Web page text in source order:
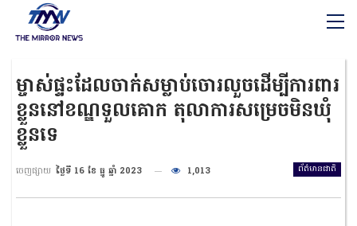
ម្ចាស់ផ្ទះដែលចាក់សម្លាប់ចោរលួចដើម្បីការពារ
ខ្លួននៅខណ្ឌទួលគោក តុលាការសម្រេចមិនឃុំ
ខ្លួនទេ
ព័ត៌មានជាតិ
ចេញផ្សាយ ថ្ងៃទី 16 ខែ ធ្នូ ឆ្នាំ 2023 1,013